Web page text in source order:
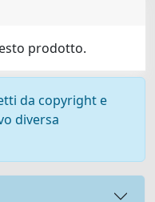
prodotto.
da copyright e
diversa